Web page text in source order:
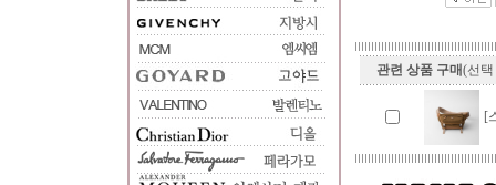
관련 상품 구매(선
[